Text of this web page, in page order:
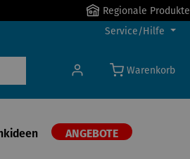
Regionale Produkte
Service/Hilfe
Warenkorb
ANGEBOTE